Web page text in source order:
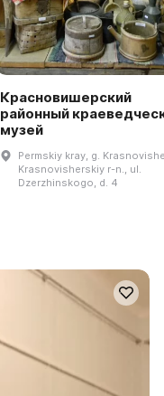
Красновишерский
районный
музей
Permskiy kray, g.
Krasnovisherskiy r-n., ul.
Dzerzhinskogo, d. 4